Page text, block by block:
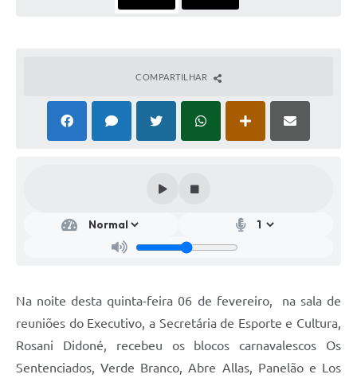
COMPARTILHAR
Na noite desta quinta-feira 06 de fevereiro, na sala de
reuniões do Executivo, a Secretária de Esporte e Cultura,
Rosani Didoné, recebeu os blocos carnavalescos Os
Sentenciados, Verde Branco, Abre Allas, Panelão e Los